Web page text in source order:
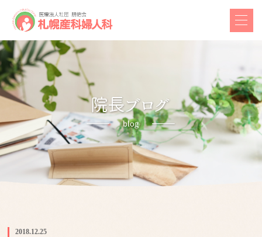
2018.12.25